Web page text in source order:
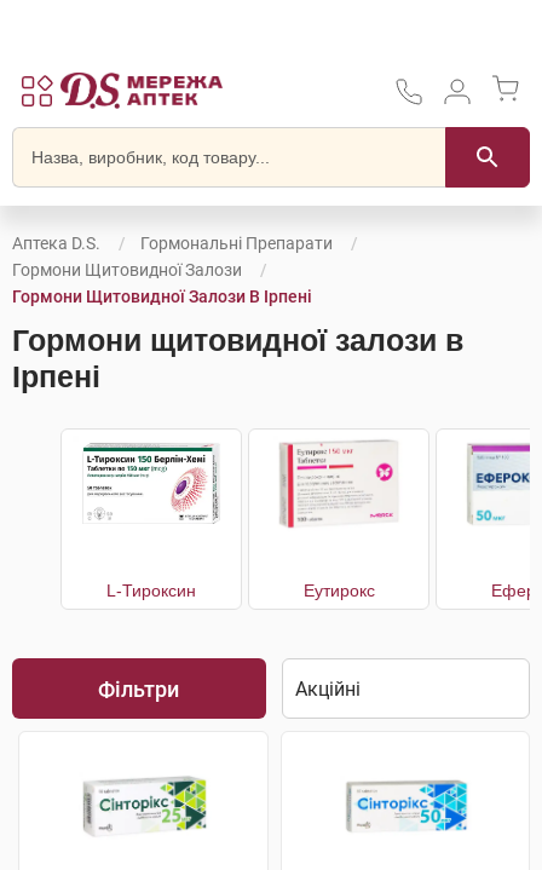
Аптека D.S.
Гормональні Препарати
Гормони Щитовидної Залози
Гормони Щитовидної Залози В Ірпені
Гормони щитовидної залози в
Ірпені
L-Тироксин Еутирокс
Фільтри